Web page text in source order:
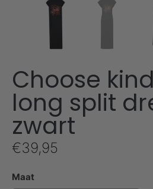
Choose
long split
zwart
€39,95
Maat